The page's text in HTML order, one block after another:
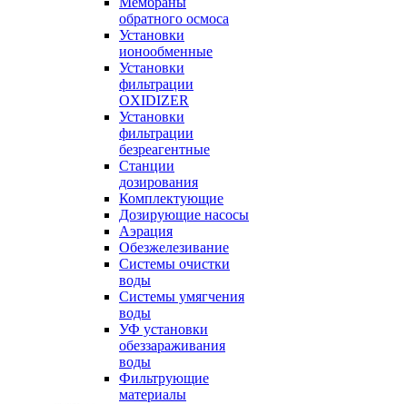
обратного осмоса
Установки
ионообменные
Установки
фильтрации
OXIDIZER
Установки
фильтрации
безреагентные
Станции
дозирования
Комплектующие
Дозирующие насосы
Аэрация
Обезжелезивание
Системы очистки
воды
Системы умягчения
воды
УФ установки
обеззараживания
воды
Фильтрующие
материалы